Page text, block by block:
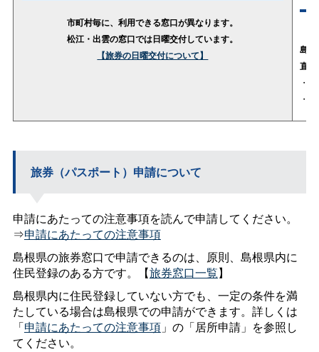
市町村毎に、利用できる窓口が異なります。
松江・出雲の窓口では日曜交付しています。
【旅券の日曜交付について】
島
直
・
・
旅券（パスポート）申請について
申請にあたっての注意事項を読んで申請してください。
⇒申請にあたっての注意事項
島根県の旅券窓口で申請できるのは、原則、島根県内に
住民登録のある方です。【旅券窓口一覧】
島根県内に住民登録していない方でも、一定の条件を満
たしている場合は島根県での申請ができます。詳しくは
「申請にあたっての注意事項」の「居所申請」を参照し
てください。